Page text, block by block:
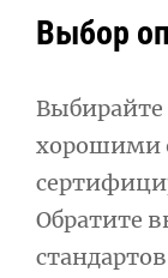
Выбор
хорошими
Обратите